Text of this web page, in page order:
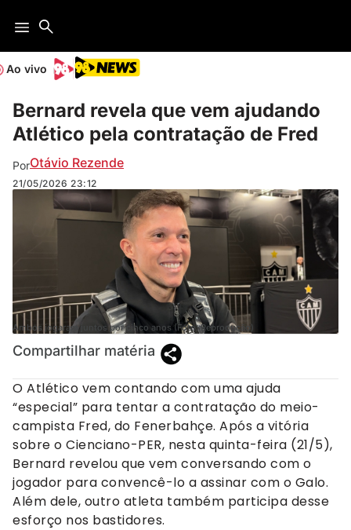
Ao vivo
Bernard revela que vem ajudando
Atlético pela contratação de Fred
PorOtávio Rezende
21/05/2026 23:12
Ambos jogaram juntos por cinco anos (Foto: Reprodução)
Compartilhar matéria
O Atlético vem contando com uma ajuda
“especial” para tentar a contratação do meio-
campista Fred, do Fenerbahçe. Após a vitória
sobre o Cienciano-PER, nesta quinta-feira (21/5),
Bernard revelou que vem conversando com o
jogador para convencê-lo a assinar com o Galo.
Além dele, outro atleta também participa desse
esforço nos bastidores.